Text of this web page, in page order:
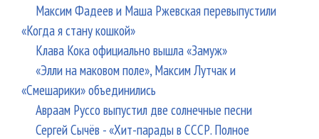
Максим Фадеев и Маша Ржевская перевыпустили
«Когда я стану кошкой»
Клава Кока официально вышла «Замуж»
«Элли на маковом поле», Максим Лутчак и
«Смешарики» объединились
Авраам Руссо выпустил две солнечные песни
Сергей Сычёв - «Хит-парады в СССР. Полное